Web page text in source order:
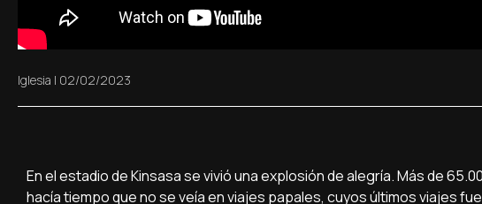
Iglesia | 02/02/2023
En el estadio de Kinsasa se vivió una explosión de alegría. Más de
hacía tiempo que no se veía en viajes papales, cuyos últimos viajes